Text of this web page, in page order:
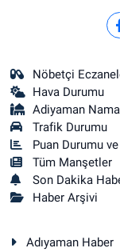
Nöbetçi
Hava Durumu
Adiyaman
Trafik Durumu
Puan Durumu
Tüm Manşetler
Son Dakika
Haber Arşivi
Adıyaman Haber